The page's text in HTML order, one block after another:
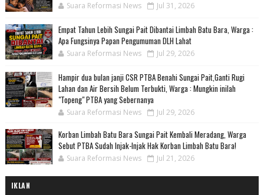
Suara Reformasi News Jul 31, 2026
Empat Tahun Lebih Sungai Pait Dibantai Limbah Batu Bara, Warga :
Apa Fungsinya Papan Pengumuman DLH Lahat
Suara Reformasi News Jul 29, 2026
Hampir dua bulan janji CSR PTBA Benahi Sungai Pait,Ganti Rugi
Lahan dan Air Bersih Belum Terbukti, Warga : Mungkin inilah
"Topeng" PTBA yang Sebernanya
Suara Reformasi News Jul 29, 2026
Korban Limbah Batu Bara Sungai Pait Kembali Meradang, Warga
Sebut PTBA Sudah Injak-Injak Hak Korban Limbah Batu Bara!
Suara Reformasi News Jul 21, 2026
IKLAN